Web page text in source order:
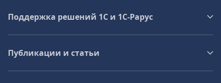
Поддержка решений 1С и 1С‑Рарус
Публикации и статьи